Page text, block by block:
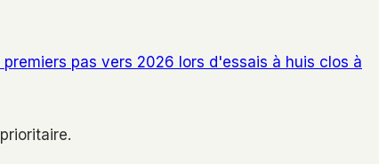
pas vers 2026 lors d'essais à huis clos à